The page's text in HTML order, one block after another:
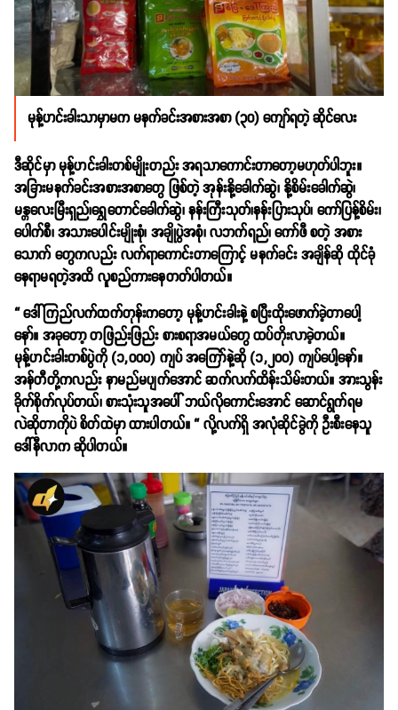
မုန့်ဟင်းခါးသာမှာမက မနက်ခင်းအစားအစာ (၃၀) ကျော်ရတဲ့ ဆိုင်လေး
ဒီဆိုင်မှာ မုန့်ဟင်းခါးတစ်မျိုးတည်း အရသာကောင်းတာတော့မဟုတ်ပါဘူး။
အခြားမနက်ခင်းအစားအစာတွေ ဖြစ်တဲ့ အုန်းနို့ခေါက်ဆွဲ၊ နို့စိမ်းခေါက်ဆွဲ၊
မန္တလေးမြီးရှည်၊ရွှေတောင်ခေါက်ဆွဲ၊ နန်းကြီးသုတ်၊နန်းပြားသုပ်၊ ကော်ပြန့်စိမ်း၊
ပေါက်စီ၊ အသားပေါင်းမျိုးစုံ၊ အချိုပွဲအစုံ၊ လဘက်ရည်၊ ကော်ဖီ စတဲ့ အစား
သောက် တွေကလည်း လက်ရာကောင်းတာကြောင့် မနက်ခင်း အချိန်ဆို ထိုင်ခုံ
နေရာမရတဲ့အထိ လူစည်ကားနေတတ်ပါတယ်။
“ ဒေါ်ကြည်လက်ထက်တုန်းကတော့ မုန့်ဟင်းခါးနဲ့ စပြီးထိုးဖောက်ခဲ့တာပေါ့
နော်။ အခုတော့ တဖြည်းဖြည်း စားစရာအမယ်တွေ ထပ်တိုးလာခဲ့တယ်။
မုန့်ဟင်းခါးတစ်ပွဲကို (၁,၀၀၀) ကျပ် အကြော်နဲ့ဆို (၁,၂၀၀) ကျပ်ပေါ့နော်။
အန်တီတို့ကလည်း နာမည်မပျက်အောင် ဆက်လက်ထိန်းသိမ်းတယ်။ အားသွန်း
ခိုက်စိုက်လုပ်တယ်၊ စားသုံးသူအပေါ် ဘယ်လိုကောင်းအောင် ဆောင်ရွက်ရမ
လဲဆိုတာကိုပဲ စိတ်ထဲမှာ ထားပါတယ်။ “ လို့လက်ရှိ အလုံဆိုင်ခွဲကို ဦးစီးနေသူ
ဒေါ်နီလာက ဆိုပါတယ်။